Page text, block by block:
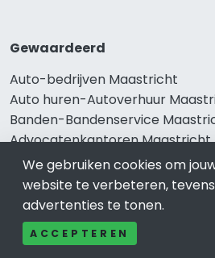
Gewaardeerd
Auto-bedrijven Maastricht
Auto huren-Autoverhuur
Banden-Bandenservice
Advocatenkantoren Maastricht
Slotenmaker Maastricht
Populair
We gebruiken cookies om
website te verbeteren,
advertenties te tonen.
ACCEPTEREN